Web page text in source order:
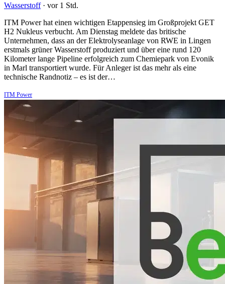
Wasserstoff · vor 1 Std.
ITM Power hat einen wichtigen Etappensieg im Großprojekt GET
H2 Nukleus verbucht. Am Dienstag meldete das britische
Unternehmen, dass an der Elektrolyseanlage von RWE in Lingen
erstmals grüner Wasserstoff produziert und über eine rund 120
Kilometer lange Pipeline erfolgreich zum Chemiepark von Evonik
in Marl transportiert wurde. Für Anleger ist das mehr als eine
technische Randnotiz – es ist der…
ITM Power